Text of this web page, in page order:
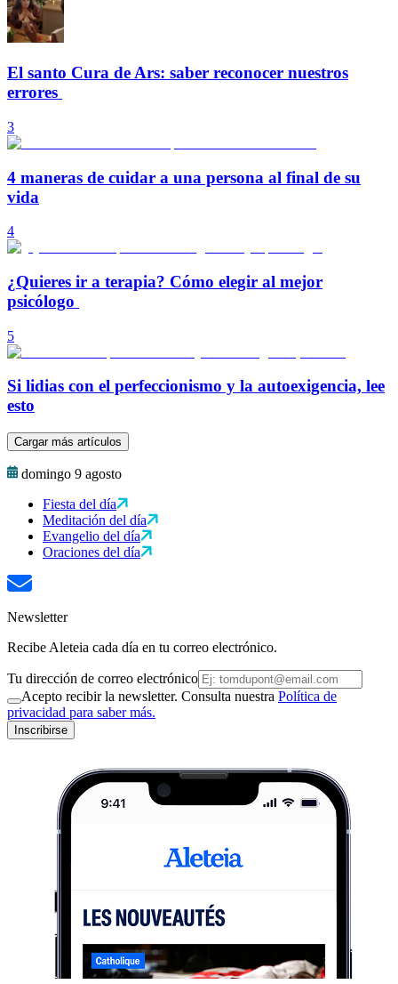
El santo Cura de Ars: saber reconocer nuestros
errores
3
4 maneras de cuidar a una persona al final de su
vida
4
¿Quieres ir a terapia? Cómo elegir al mejor
psicólogo
5
Si lidias con el perfeccionismo y la autoexigencia, lee
esto
Cargar más artículos
domingo 9 agosto
Fiesta del día
Meditación del día
Evangelio del día
Oraciones del día
Newsletter
Recibe Aleteia cada día en tu correo electrónico.
Tu dirección de correo electrónico
Acepto recibir la newsletter. Consulta nuestra Política de
privacidad para saber más.
Inscribirse